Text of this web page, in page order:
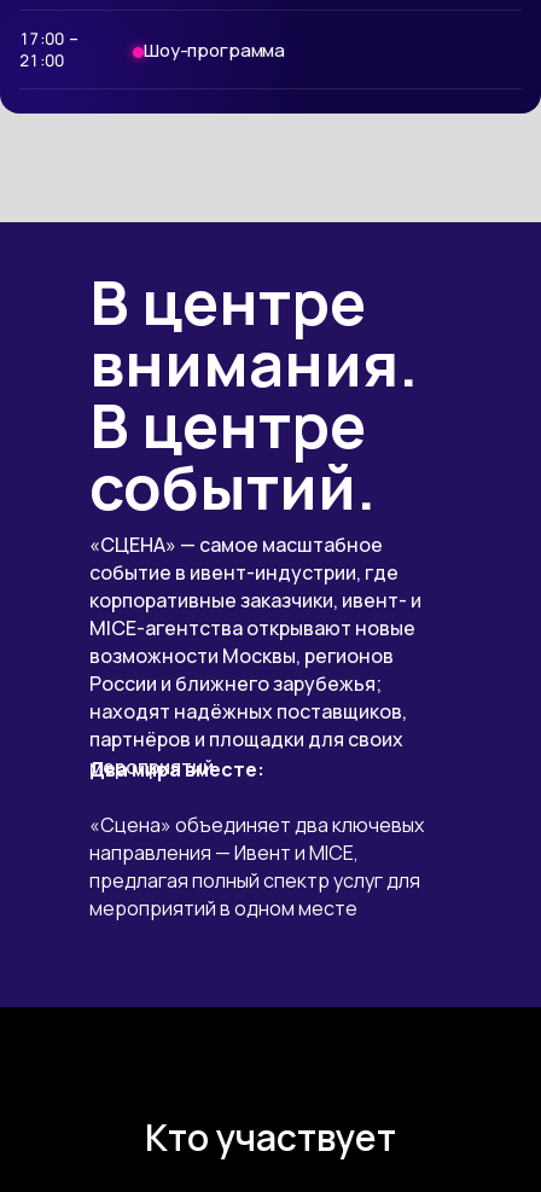
17:00 –
21:00
Шоу-программа
В центре
внимания.
В центре
событий.
Два мира вместе:
«Сцена» объединяет два ключевых
направления — Ивент и MICE,
предлагая полный спектр услуг для
мероприятий в одном месте
«СЦЕНА» — самое масштабное
событие в ивент-индустрии, где
корпоративные заказчики, ивент- и
MICE-агентства открывают новые
возможности Москвы, регионов
России и ближнего зарубежья;
находят надёжных поставщиков,
партнёров и площадки для своих
мероприятий
Кто участвует